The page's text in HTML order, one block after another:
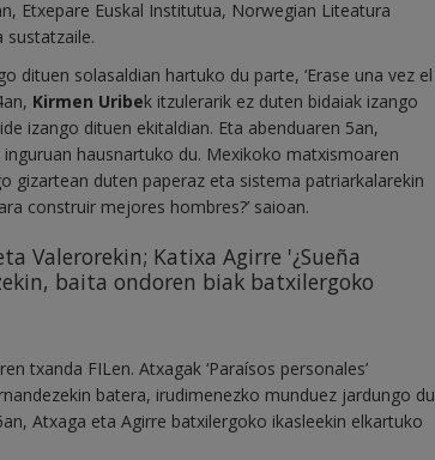
Etxepare Euskal Institutua, Norwegian Liteatura
sustatzaile.
dituen solasaldian hartuko du parte, ‘Erase una vez el
Kirmen Uribek itzulerarik ez duten bidaiak izango
izango dituen ekitaldian. Eta abenduaren 5an,
hausnartuko du. Mexikoko matxismoaren
gizartean duten paperaz eta sistema patriarkalarekin
construir mejores hombres?’ saioan.
Valerorekin; Katixa Agirre '¿Sueña
baita ondoren biak batxilergoko
ren txanda FILen. Atxagak ‘Paraísos personales’
batera, irudimenezko munduez jardungo du
Atxaga eta Agirre batxilergoko ikasleekin elkartuko